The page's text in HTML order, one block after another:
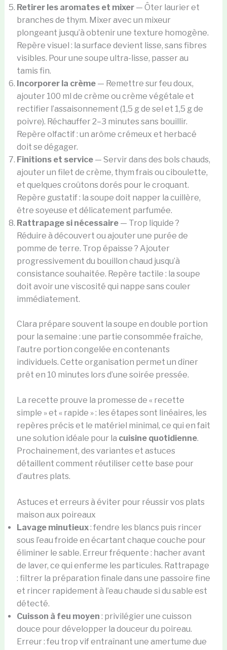
Retirer les aromates et mixer— Ôter laurier et
branches de thym. Mixer avec un mixeur
plongeant jusqu’à obtenir une texture homogène.
Repère visuel : la surface devient lisse, sans fibres
visibles. Pour une soupe ultra-lisse, passer au
tamis fin.
Incorporer la crème— Remettre sur feu doux,
ajouter 100 ml de crème ou crème végétale et
rectifier l’assaisonnement (1,5 g de sel et 1,5 g de
poivre). Réchauffer 2–3 minutes sans bouillir.
Repère olfactif : un arôme crémeux et herbacé
doit se dégager.
Finitions et service— Servir dans des bols chauds,
ajouter un filet de crème, thym frais ou ciboulette,
et quelques croûtons dorés pour le croquant.
Repère gustatif : la soupe doit napper la cuillère,
être soyeuse et délicatement parfumée.
Rattrapage si nécessaire— Trop liquide ?
Réduire à découvert ou ajouter une purée de
pomme de terre. Trop épaisse ? Ajouter
progressivement du bouillon chaud jusqu’à
consistance souhaitée. Repère tactile : la soupe
doit avoir une viscosité qui nappe sans couler
immédiatement.
Clara prépare souvent la soupe en double portion
pour la semaine : une partie consommée fraîche,
l’autre portion congelée en contenants
individuels. Cette organisation permet un dîner
prêt en 10 minutes lors d’une soirée pressée.
La recette prouve la promesse de « recette
simple » et « rapide » : les étapes sont linéaires, les
repères précis et le matériel minimal, ce qui en fait
une solution idéale pour la cuisine quotidienne.
Prochainement, des variantes et astuces
détaillent comment réutiliser cette base pour
d’autres plats.
Astuces et erreurs à éviter pour réussir vos plats
maison aux poireaux
Lavage minutieux: fendre les blancs puis rincer
sous l’eau froide en écartant chaque couche pour
éliminer le sable. Erreur fréquente : hacher avant
de laver, ce qui enferme les particules. Rattrapage
: filtrer la préparation finale dans une passoire fine
et rincer rapidement à l’eau chaude si du sable est
détecté.
Cuisson à feu moyen : privilégier une cuisson
douce pour développer la douceur du poireau.
Erreur : feu trop vif entraînant une amertume due